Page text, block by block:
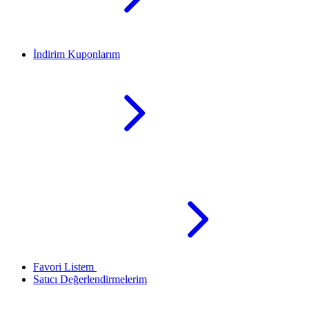
İndirim Kuponlarım
Favori Listem
Satıcı Değerlendirmelerim